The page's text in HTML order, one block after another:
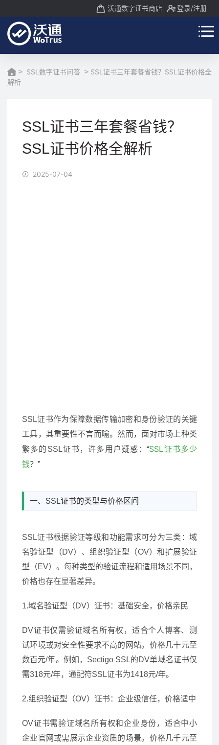
沃通数字证书商店 登录/注册
> SSL数字证书问答 > SSL证书三年套餐省钱？SSL证书价格全
解析
SSL证书三年套餐省钱？
SSL证书价格全解析
2025-07-04
SSL证书作为保障数据传输加密和身份验证的关键
工具，其重要性不言而喻。然而，面对市场上种类
繁多的SSL证书，许多用户疑惑：“SSL证书多少
钱？”
一、SSL证书的类型与价格区间
SSL证书根据验证等级和功能需求可分为三类：域
名验证型（DV）、组织验证型（OV）和扩展验证
型（EV）。每种类型的验证流程和适用场景不同，
价格也存在显著差异。
1.域名验证型（DV）证书：基础安全，价格亲民
DV证书仅需验证域名所有权，适合个人博客、测
试环境或对安全性要求不高的网站。价格几十元至
数百元/年。例如，Sectigo SSL的DV单域名证书仅
需318元/年，通配符SSL证书为1418元/年。
2.组织验证型（OV）证书：企业级信任，价格适中
OV证书需验证域名所有权和企业身份，适合中小
企业官网或需展示企业资质的场景。价格几千元至